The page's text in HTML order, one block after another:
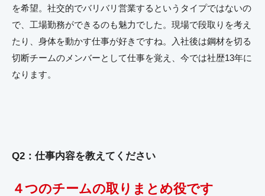
を希望。社交的でバリバリ営業するというタイプではないの
で、工場勤務ができるのも魅力でした。現場で段取りを考え
たり、身体を動かす仕事が好きですね。入社後は鋼材を切る
切断チームのメンバーとして仕事を覚え、今では社歴13年に
なります。
Q2：仕事内容を教えてください
４つのチームの取りまとめ役です